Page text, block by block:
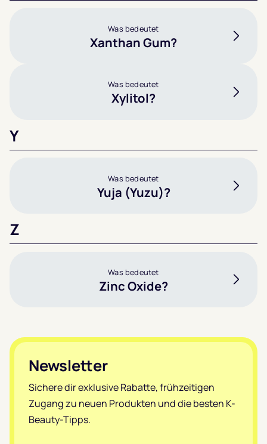
Was bedeutet
Xanthan Gum?
Was bedeutet
Xylitol?
Y
Was bedeutet
Yuja (Yuzu)?
Z
Was bedeutet
Zinc Oxide?
Footer
Newsletter
Sichere dir exklusive Rabatte, frühzeitigen
Zugang zu neuen Produkten und die besten K-
Beauty-Tipps.